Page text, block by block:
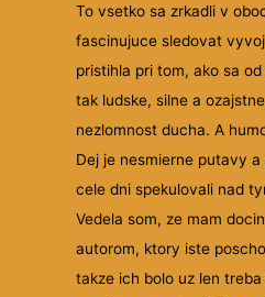
To vsetko sa zrkadli v
fascinujuce sledovat
pristihla pri tom, ako sa
tak ludske, silne a
nezlomnost ducha. A
Dej je nesmierne putavy
cele dni spekulovali nad
Vedela som, ze mam
autorom, ktory iste
takze ich bolo uz len